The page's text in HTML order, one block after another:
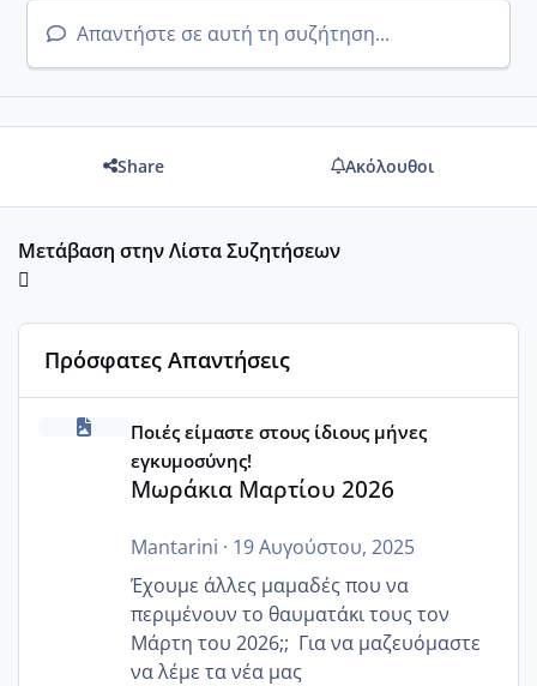
Απαντήστε σε αυτή τη συζήτηση...
Share Ακόλουθοι
Μετάβαση στην Λίστα Συζητήσεων
Πρόσφατες Απαντήσεις
Μωράκια Μαρτίου 2026
Ποιές είμαστε στους ίδιους μήνες
εγκυμοσύνης!
Μωράκια Μαρτίου 2026
Mantarini · 19 Αυγούστου, 2025
Έχουμε άλλες μαμαδές που να
περιμένουν το θαυματάκι τους τον
Μάρτη του 2026;; Για να μαζευόμαστε
να λέμε τα νέα μας